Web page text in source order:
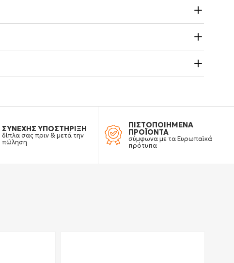
ΣΥΝΕΧΗΣ ΥΠΟΣΤΗΡΙΞΗ
δίπλα σας πριν & μετά την
πώληση
ΠΙΣΤΟΠΟΙΗΜΕΝΑ
ΠΡΟΪΟΝΤΑ
σύμφωνα με τα Ευρωπαϊκά
πρότυπα